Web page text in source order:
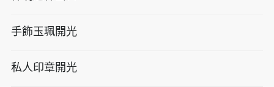
手飾玉珮開光
私人印章開光